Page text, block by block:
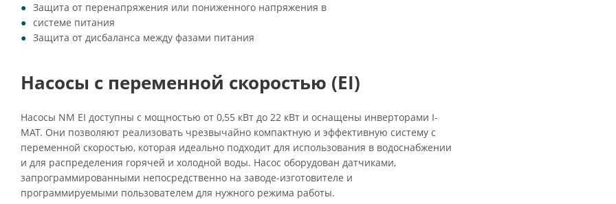
Защита от перенапряжения или пониженного напряжения в
системе питания
Защита от дисбаланса между фазами питания
Насосы с переменной скоростью (EI)
Насосы NM EI доступны с мощностью от 0,55 кВт до 22 кВт и оснащены инверторами I-
MAT. Они позволяют реализовать чрезвычайно компактную и эффективную систему с
переменной скоростью, которая идеально подходит для использования в водоснабжении
и для распределения горячей и холодной воды. Насос оборудован датчиками,
запрограммированными непосредственно на заводе-изготовителе и
программируемыми пользователем для нужного режима работы.